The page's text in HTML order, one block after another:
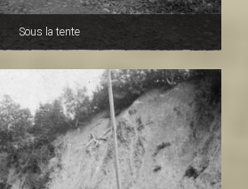
Sous la tente